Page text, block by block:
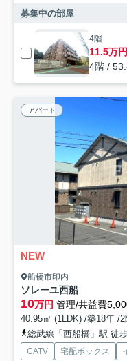
募集中の部屋
4階
11.5万円
4階 /
アパート
NEW
船橋市印内
ソレーユ西船
10万円 管理/共益費
40.95㎡ (1LDK) /築18年 /2
総武線「西船橋」駅 徒
CATV 宅配ボックス